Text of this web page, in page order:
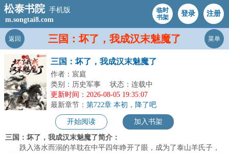
松泰书院 手机版
m.songtai8.com
临时
书架
登录 注册
三国：坏了，我成汉末魅魔了
返回 菜单
三国：坏了，我成汉末魅魔了
作者：宸庭
类别：历史军事
状态：连载中
更新时间：2026-08-05 19:35:07
最新章节： 第722章 本初，降了吧
开始阅读 加入书架
三国：坏了，我成汉末魅魔了简介：
跌入洛水而溺的羊耽在中平四年睁开了眼，成为了泰山羊氏子，